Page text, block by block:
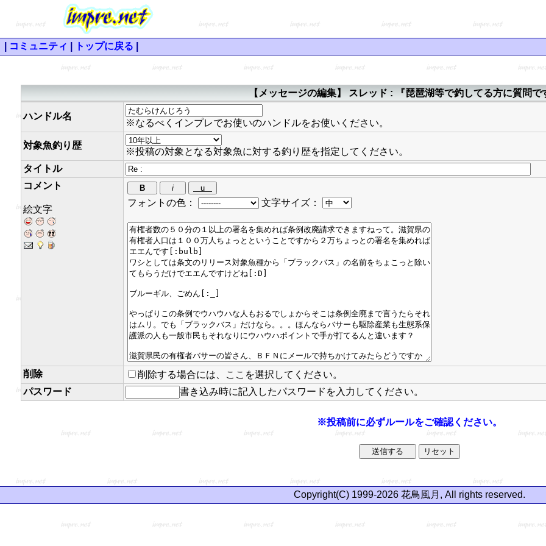
コミュニティ トップに戻る
【メッセージの編集】 スレッド : 『琵琶湖等で釣してる方に質問で
ハンドル名
※なるべくインプレでお使いのハンドルをお使いください。
対象魚釣り歴
※投稿の対象となる対象魚に対する釣り歴を指定してください。
タイトル
コメント
絵文字
フォントの色： 文字サイズ：
削除
削除する場合には、ここを選択してください。
パスワード
書き込み時に記入したパスワードを入力してください。
※投稿前に必ずルールをご確認ください。
Copyright(C) 1999-2026 花鳥風月, All rights reserved.